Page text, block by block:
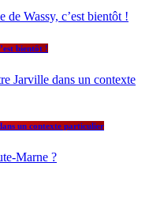
bientôt !
un contexte particulier